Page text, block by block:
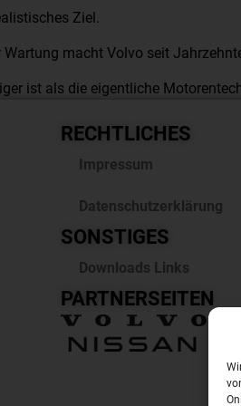
Ziel.
macht Volvo seit
ist als die eigentliche
RECHTLICHES
Impressum
Datenschutzerklärung
SONSTIGES
Downloads Links
PARTNERSEITEN